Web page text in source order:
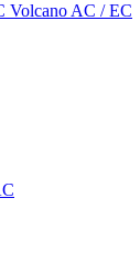
Volcano AC / EC